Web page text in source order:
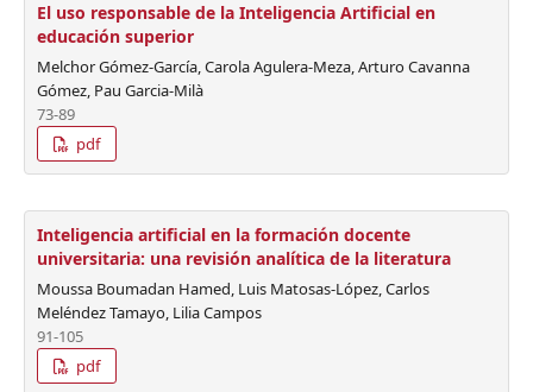
El uso responsable de la Inteligencia Artificial en
educación superior
Melchor Gómez-García, Carola Agulera-Meza, Arturo Cavanna
Gómez, Pau Garcia-Milà
73-89
pdf
Inteligencia artificial en la formación docente
universitaria: una revisión analítica de la literatura
Moussa Boumadan Hamed, Luis Matosas-López, Carlos
Meléndez Tamayo, Lilia Campos
91-105
pdf